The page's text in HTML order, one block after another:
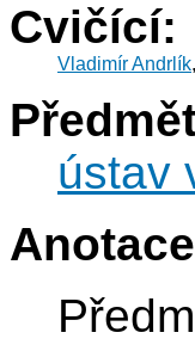
Cvičící:
Vladimír Andrlík,
ústav